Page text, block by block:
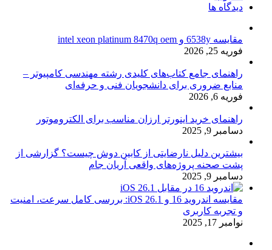
دیدگاه ها
مقایسه 6538y و intel xeon platinum 8470q oem
فوریه 25, 2026
راهنمای جامع کتاب‌های کلیدی رشته مهندسی کامپیوتر –
منابع ضروری برای دانشجویان فنی و حرفه‌ای
فوریه 6, 2026
راهنمای خرید اینورتر ارزان مناسب برای الکتروموتور
دسامبر 9, 2025
بیشترین دلیل نارضایتی از کابین دوش چیست؟ گزارشی از
پشت صحنه پروژه‌های واقعی آریان جام
دسامبر 9, 2025
مقایسه اندروید 16 و iOS 26.1: بررسی کامل سرعت، امنیت
و تجربه کاربری
نوامبر 17, 2025